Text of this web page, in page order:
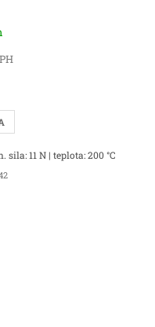
11 N | teplota: 200 °C